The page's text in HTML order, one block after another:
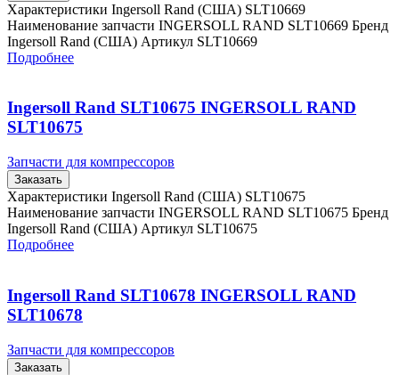
Характеристики Ingersoll Rand (США) SLT10669
Наименование запчасти INGERSOLL RAND SLT10669 Бренд
Ingersoll Rand (США) Артикул SLT10669
Подробнее
Ingersoll Rand SLT10675 INGERSOLL RAND
SLT10675
Запчасти для компрессоров
Заказать
Характеристики Ingersoll Rand (США) SLT10675
Наименование запчасти INGERSOLL RAND SLT10675 Бренд
Ingersoll Rand (США) Артикул SLT10675
Подробнее
Ingersoll Rand SLT10678 INGERSOLL RAND
SLT10678
Запчасти для компрессоров
Заказать